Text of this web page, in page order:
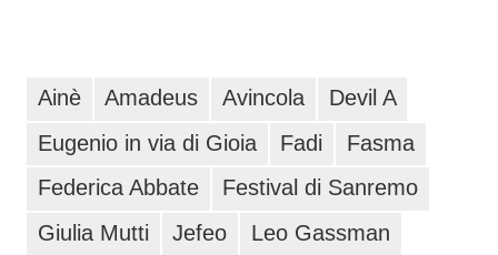
Ainè Amadeus Avincola
Devil A
Eugenio in via di Gioia
Fadi
Fasma
Federica Abbate
Festival di Sanremo
Giulia Mutti
Jefeo
Leo Gassman